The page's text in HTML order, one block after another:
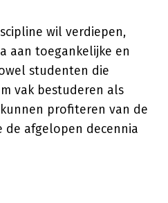
wil verdiepen,
aan toegankelijke en
studenten die
vak bestuderen als
profiteren van de
de afgelopen decennia